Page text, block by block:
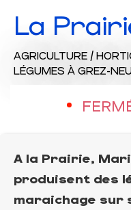
La
AGRICULTURE /
LÉGUMES À GREZ-
A la Prairie,
produisent des
maraichage sur